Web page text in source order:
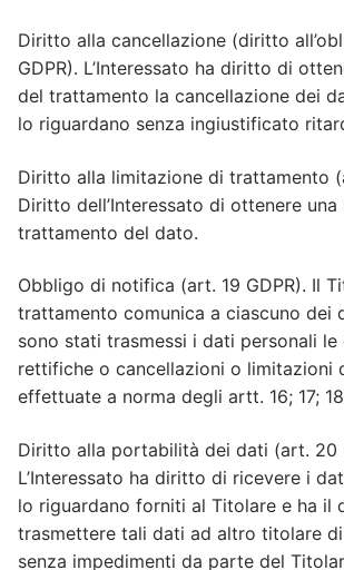
Diritto alla cancellazione (diritto
GDPR). L’Interessato ha diritto di
del trattamento la cancellazione dei
lo riguardano senza ingiustificato
Diritto alla limitazione di trattamento
Diritto dell’Interessato di ottenere
trattamento del dato.
Obbligo di notifica (art. 19 GDPR). Il
trattamento comunica a ciascuno dei
sono stati trasmessi i dati personali le
rettifiche o cancellazioni o limitazioni
effettuate a norma degli artt. 16; 17;
Diritto alla portabilità dei dati (art. 20
L’Interessato ha diritto di ricevere i
lo riguardano forniti al Titolare e ha il
trasmettere tali dati ad altro titolare
senza impedimenti da parte del